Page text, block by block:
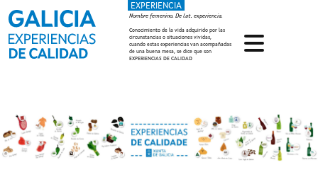
Pasar al contenido principal
EXPERIENCIA
Nombre femenino. De lat. experiencia.
Conocimiento de la vida adquirido por las
circunstancias o situaciones vividas,
cuando estas experiencias van acompañadas
de una buena mesa, se dice que son
EXPERIENCIAS DE CALIDAD